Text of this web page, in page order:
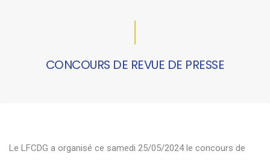
CONCOURS DE REVUE DE PRESSE
Le LFCDG a organisé ce samedi 25/05/2024 le concours de